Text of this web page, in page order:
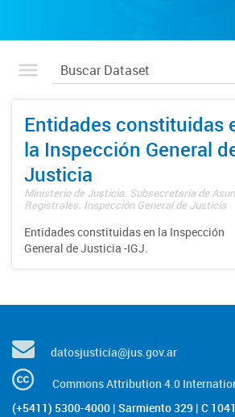
Entidades constituidas
la Inspección General
Justicia
Ministerio de Justicia. Subsecretaría de
Registrales. Inspección General de Justicia
Entidades constituidas en la Inspección
General de Justicia -IGJ.
datosjusticia@jus.gov.ar
Commons Attribution 4.0
(+5411) 5300-4000 | Sarmiento 329 | C